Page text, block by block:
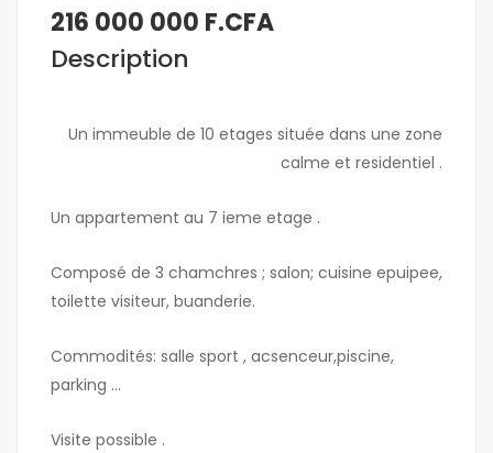
216 000 000 F.CFA
Description
Un immeuble de 10 etages située dans une zone
calme et residentiel .
Un appartement au 7 ieme etage .
Composé de 3 chamchres ; salon; cuisine epuipee,
toilette visiteur, buanderie.
Commodités: salle sport , acsenceur,piscine,
parking …
Visite possible .